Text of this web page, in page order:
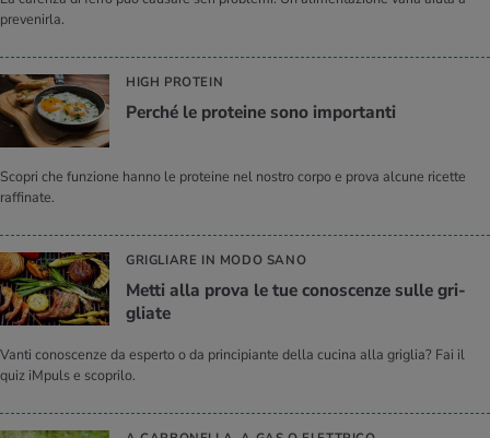
prevenirla.
HIGH PROTEIN
Per­ché le pro­tei­ne sono im­por­tan­ti
Scopri che funzione hanno le proteine nel nostro corpo e prova alcune ricette
raffinate.
GRIGLIARE IN MODO SANO
Metti alla prova le tue co­no­scen­ze sulle gri­
glia­te
Vanti conoscenze da esperto o da principiante della cucina alla griglia? Fai il
quiz iMpuls e scoprilo.